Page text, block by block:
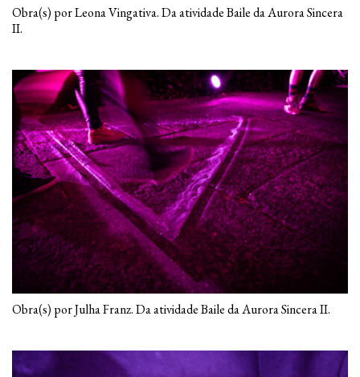
Obra(s) por Leona Vingativa. Da atividade Baile da Aurora Sincera
II.
Obra(s) por Julha Franz. Da atividade Baile da Aurora Sincera II.